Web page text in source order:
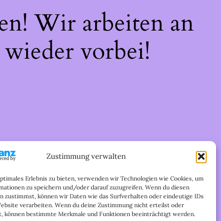
Zustimmung verwalten
Erlebnis zu bieten, verwenden wir Technologien wie Cookies, um
zu speichern und/oder darauf zuzugreifen. Wenn du diesen
zustimmst, können wir Daten wie das Surfverhalten oder eindeutige IDs
verarbeiten. Wenn du deine Zustimmung nicht erteilst oder
können bestimmte Merkmale und Funktionen beeinträchtigt werden.
Wir arbeiten an
vorbei!